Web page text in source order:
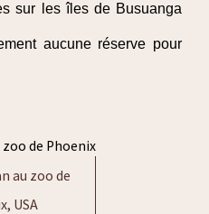
sur les îles de Busuanga
aucune réserve pour
au zoo de
USA